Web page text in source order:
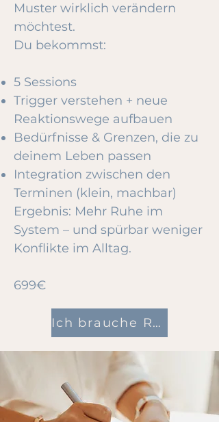
Muster wirklich verändern
möchtest.
Du bekommst:
5 Sessions
Trigger verstehen + neue
Reaktionswege aufbauen
Bedürfnisse & Grenzen, die zu
deinem Leben passen
Integration zwischen den
Terminen (klein, machbar)
Ergebnis: Mehr Ruhe im
System – und spürbar weniger
Konflikte im Alltag.
699€
Ich brauche Raum für mich